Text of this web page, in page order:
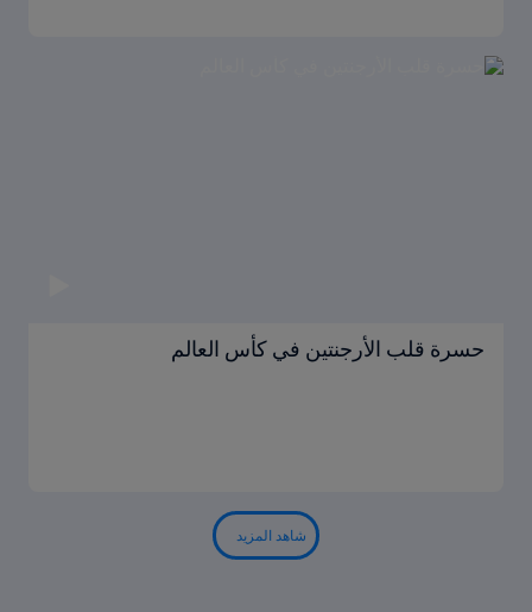
حسرة قلب الأرجنتين في كأس العالم
شاهد المزيد